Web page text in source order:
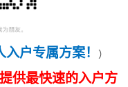
户专属方案！ ）
供最快速的入户方